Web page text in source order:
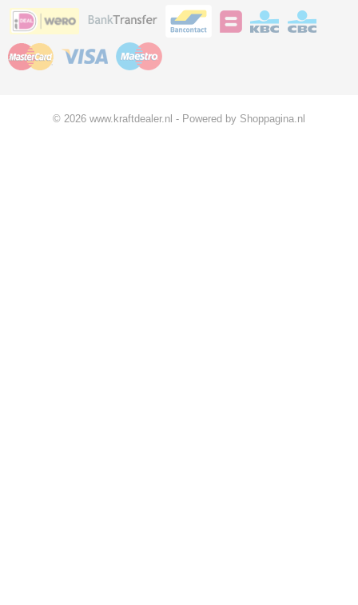
© 2026 www.kraftdealer.nl - Powered by Shoppagina.nl